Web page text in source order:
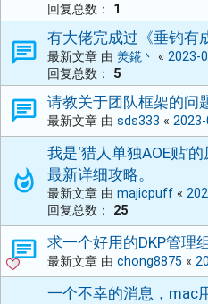
回复总数： 1
有大佬完成过《垂钓有
最新文章 由 羙錵丶 « 2023-
回复总数： 5
请教关于团队框架的问
最新文章 由 sds333 «
我是‘猎人单独AOE贴’
最新详细攻略。
最新文章 由 majicpuff «
回复总数： 25
求一个好用的DKP管理
最新文章 由 chong8875 «
一个不幸的消息，mac